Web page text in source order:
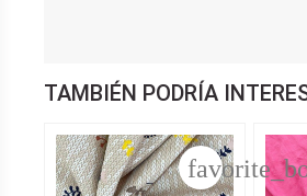
TAMBIÉN PODRÍA